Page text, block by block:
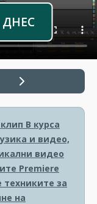
В курса
и видео,
видео
Premiere
за
на